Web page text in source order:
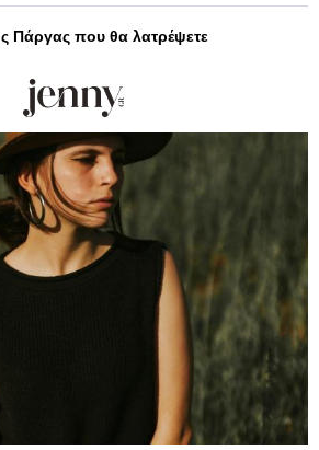
Πάργας που θα λατρέψετε